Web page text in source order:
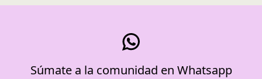
Súmate a la comunidad en Whatsapp